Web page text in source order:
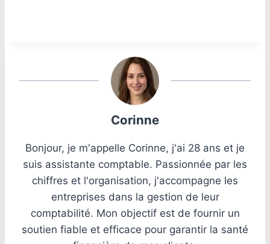
Corinne
Bonjour, je m'appelle Corinne, j'ai 28 ans et je
suis assistante comptable. Passionnée par les
chiffres et l'organisation, j'accompagne les
entreprises dans la gestion de leur
comptabilité. Mon objectif est de fournir un
soutien fiable et efficace pour garantir la santé